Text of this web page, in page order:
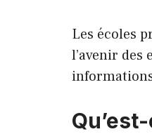
Les écoles
l’avenir